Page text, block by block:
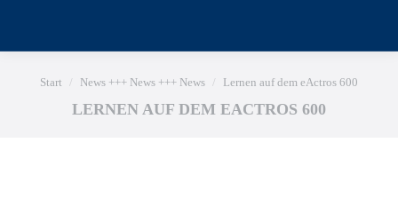
Sie befinden sich hier:
Start News +++ News +++ News Lernen auf dem eActros 600
LERNEN AUF DEM EACTROS 600